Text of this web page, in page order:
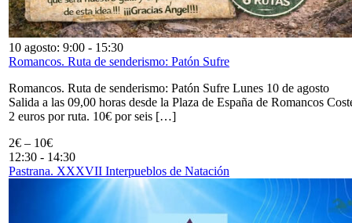
10 agosto: 9:00 - 15:30
Romancos. Ruta de senderismo: Patón Sufre
Romancos. Ruta de senderismo: Patón Sufre Lunes 10 de agosto
Salida a las 09,00 horas desde la Plaza de España de Romancos
2 euros por ruta. 10€ por seis […]
2€ – 10€
12:30 - 14:30
Pastrana. XXXVII Interpueblos de Natación